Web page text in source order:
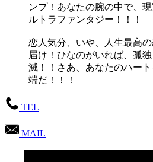
ンプ！あなたの腕の中で、
ルトラファンタジー！！！
恋人気分、いや、人生最高
届け！ひなのがいれば、孤
滅！！さあ、あなたのハー
端だ！！！
TEL
MAIL